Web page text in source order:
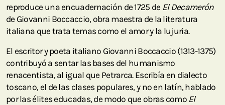
reproduce una encuadernación de 1725 de El Decamerón
de Giovanni Boccaccio, obra maestra de la literatura
italiana que trata temas como el amor y la lujuria.
El escritor y poeta italiano Giovanni Boccaccio (1313-1375)
contribuyó a sentar las bases del humanismo
renacentista, al igual que Petrarca. Escribía en dialecto
toscano, el de las clases populares, y no en latín, hablado
por las élites educadas, de modo que obras como El